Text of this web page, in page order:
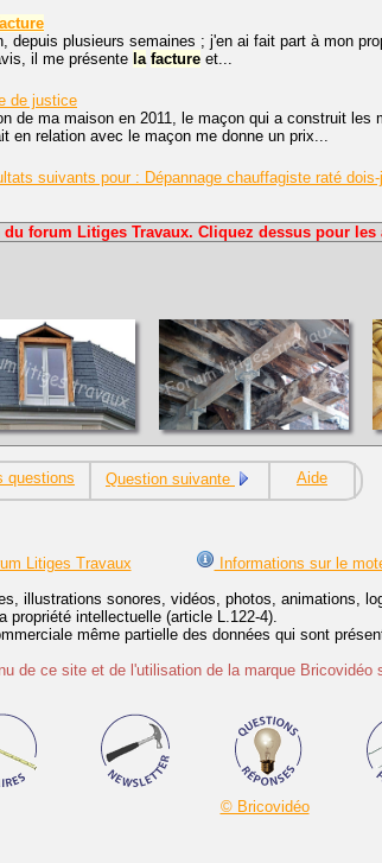
depuis plusieurs semaines ; j'en ai fait part à mon
il me présente la facture et...
de justice
de ma maison en 2011, le maçon qui a construit les
en relation avec le maçon me donne un prix...
suivants pour : Dépannage chauffagiste raté
forum Litiges Travaux. Cliquez dessus pour les
questions Question suivante Aide
Litiges Travaux Informations sur le
illustrations sonores, vidéos, photos, animations,
intellectuelle (article L.122-4).
même partielle des données qui sont
de ce site et de l'utilisation de la marque
© Bricovidéo